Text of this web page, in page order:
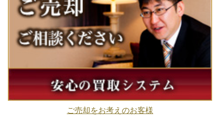
ご売却をお考えのお客様